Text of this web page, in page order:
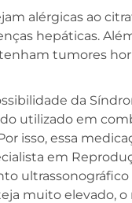
alérgicas ao
hepáticas.
tumores
da
utilizado em
isso, essa
em
ultrassonográfico
muito elevado,